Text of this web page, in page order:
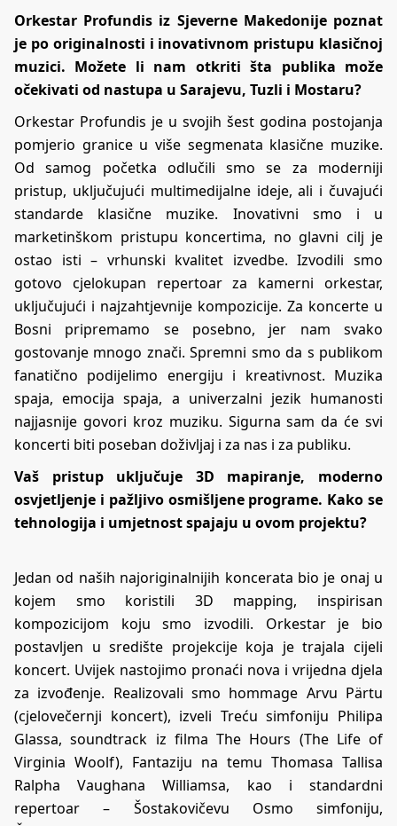
Orkestar Profundis iz Sjeverne Makedonije poznat
je po originalnosti i inovativnom pristupu klasičnoj
muzici. Možete li nam otkriti šta publika može
očekivati od nastupa u Sarajevu, Tuzli i Mostaru?
Orkestar Profundis je u svojih šest godina postojanja
pomjerio granice u više segmenata klasične muzike.
Od samog početka odlučili smo se za moderniji
pristup, uključujući multimedijalne ideje, ali i čuvajući
standarde klasične muzike. Inovativni smo i u
marketinškom pristupu koncertima, no glavni cilj je
ostao isti – vrhunski kvalitet izvedbe. Izvodili smo
gotovo cjelokupan repertoar za kamerni orkestar,
uključujući i najzahtjevnije kompozicije. Za koncerte u
Bosni pripremamo se posebno, jer nam svako
gostovanje mnogo znači. Spremni smo da s publikom
fanatično podijelimo energiju i kreativnost. Muzika
spaja, emocija spaja, a univerzalni jezik humanosti
najjasnije govori kroz muziku. Sigurna sam da će svi
koncerti biti poseban doživljaj i za nas i za publiku.
Vaš pristup uključuje 3D mapiranje, moderno
osvjetljenje i pažljivo osmišljene programe. Kako se
tehnologija i umjetnost spajaju u ovom projektu?
Jedan od naših najoriginalnijih koncerata bio je onaj u
kojem smo koristili 3D mapping, inspirisan
kompozicijom koju smo izvodili. Orkestar je bio
postavljen u središte projekcije koja je trajala cijeli
koncert. Uvijek nastojimo pronaći nova i vrijedna djela
za izvođenje. Realizovali smo hommage Arvu Pärtu
(cjelovečernji koncert), izveli Treću simfoniju Philipa
Glassa, soundtrack iz filma The Hours (The Life of
Virginia Woolf), Fantaziju na temu Thomasa Tallisa
Ralpha Vaughana Williamsa, kao i standardni
repertoar – Šostakovičevu Osmo simfoniju,